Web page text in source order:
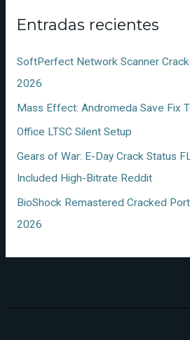
Entradas recientes
SoftPerfect Network Scanner
2026
Mass Effect: Andromeda Save Fix
Office LTSC Silent Setup
Gears of War: E-Day Crack Status
Included High-Bitrate Reddit
BioShock Remastered Cracked
2026